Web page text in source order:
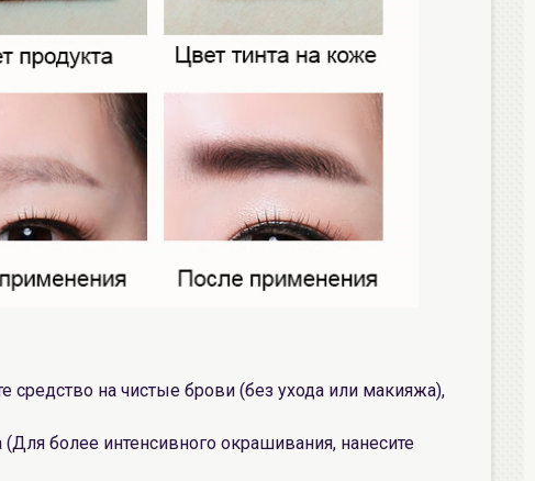
средство на чистые брови (без ухода или макияжа),
более интенсивного окрашивания, нанесите